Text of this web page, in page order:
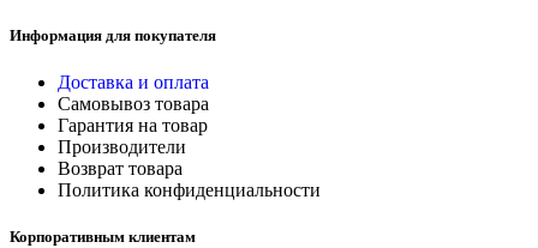
Информация для покупателя
Доставка и оплата
Самовывоз товара
Гарантия на товар
Производители
Возврат товара
Политика конфиденциальности
Корпоративным клиентам